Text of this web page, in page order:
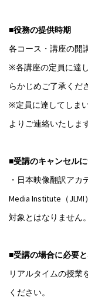
■役務の提供時期
各コース・講座の開
※各講座の定員に達
らかじめご了承くだ
※定員に達してしま
よりご連絡いたします
■受講のキャンセル
・日本映像翻訳アカ
Media Institute（
対象とはなりません。
■受講の場合に必要
リアルタイムの授業
ください。